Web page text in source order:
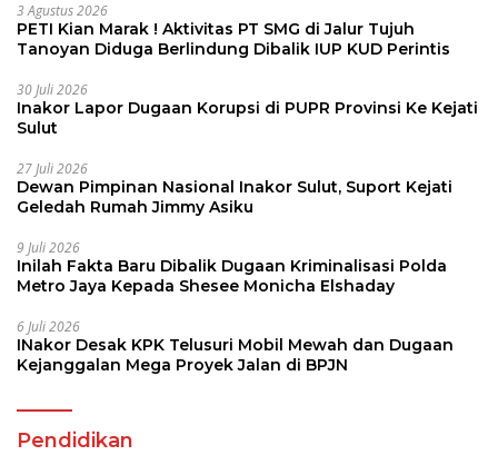
3 Agustus 2026
PETI Kian Marak ! Aktivitas PT SMG di Jalur Tujuh
Tanoyan Diduga Berlindung Dibalik IUP KUD Perintis
30 Juli 2026
Inakor Lapor Dugaan Korupsi di PUPR Provinsi Ke Kejati
Sulut
27 Juli 2026
Dewan Pimpinan Nasional Inakor Sulut, Suport Kejati
Geledah Rumah Jimmy Asiku
9 Juli 2026
Inilah Fakta Baru Dibalik Dugaan Kriminalisasi Polda
Metro Jaya Kepada Shesee Monicha Elshaday
6 Juli 2026
INakor Desak KPK Telusuri Mobil Mewah dan Dugaan
Kejanggalan Mega Proyek Jalan di BPJN
Pendidikan